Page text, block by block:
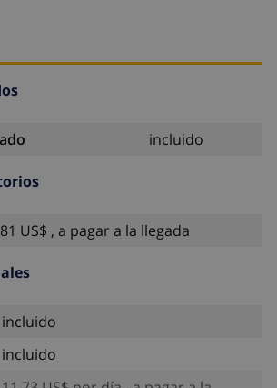
incluido
US$ , a pagar a la llegada
incluido
incluido